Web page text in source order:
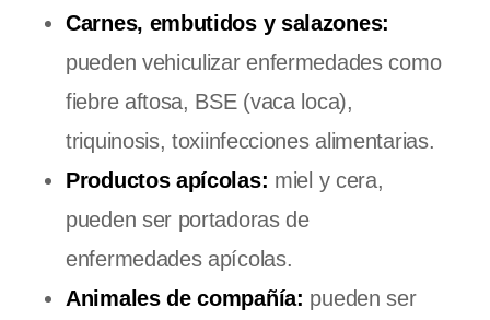
Carnes, embutidos y salazones:
pueden vehiculizar enfermedades como
fiebre aftosa, BSE (vaca loca),
triquinosis, toxiinfecciones alimentarias.
Productos apícolas: miel y cera,
pueden ser portadoras de
enfermedades apícolas.
Animales de compañía: pueden ser